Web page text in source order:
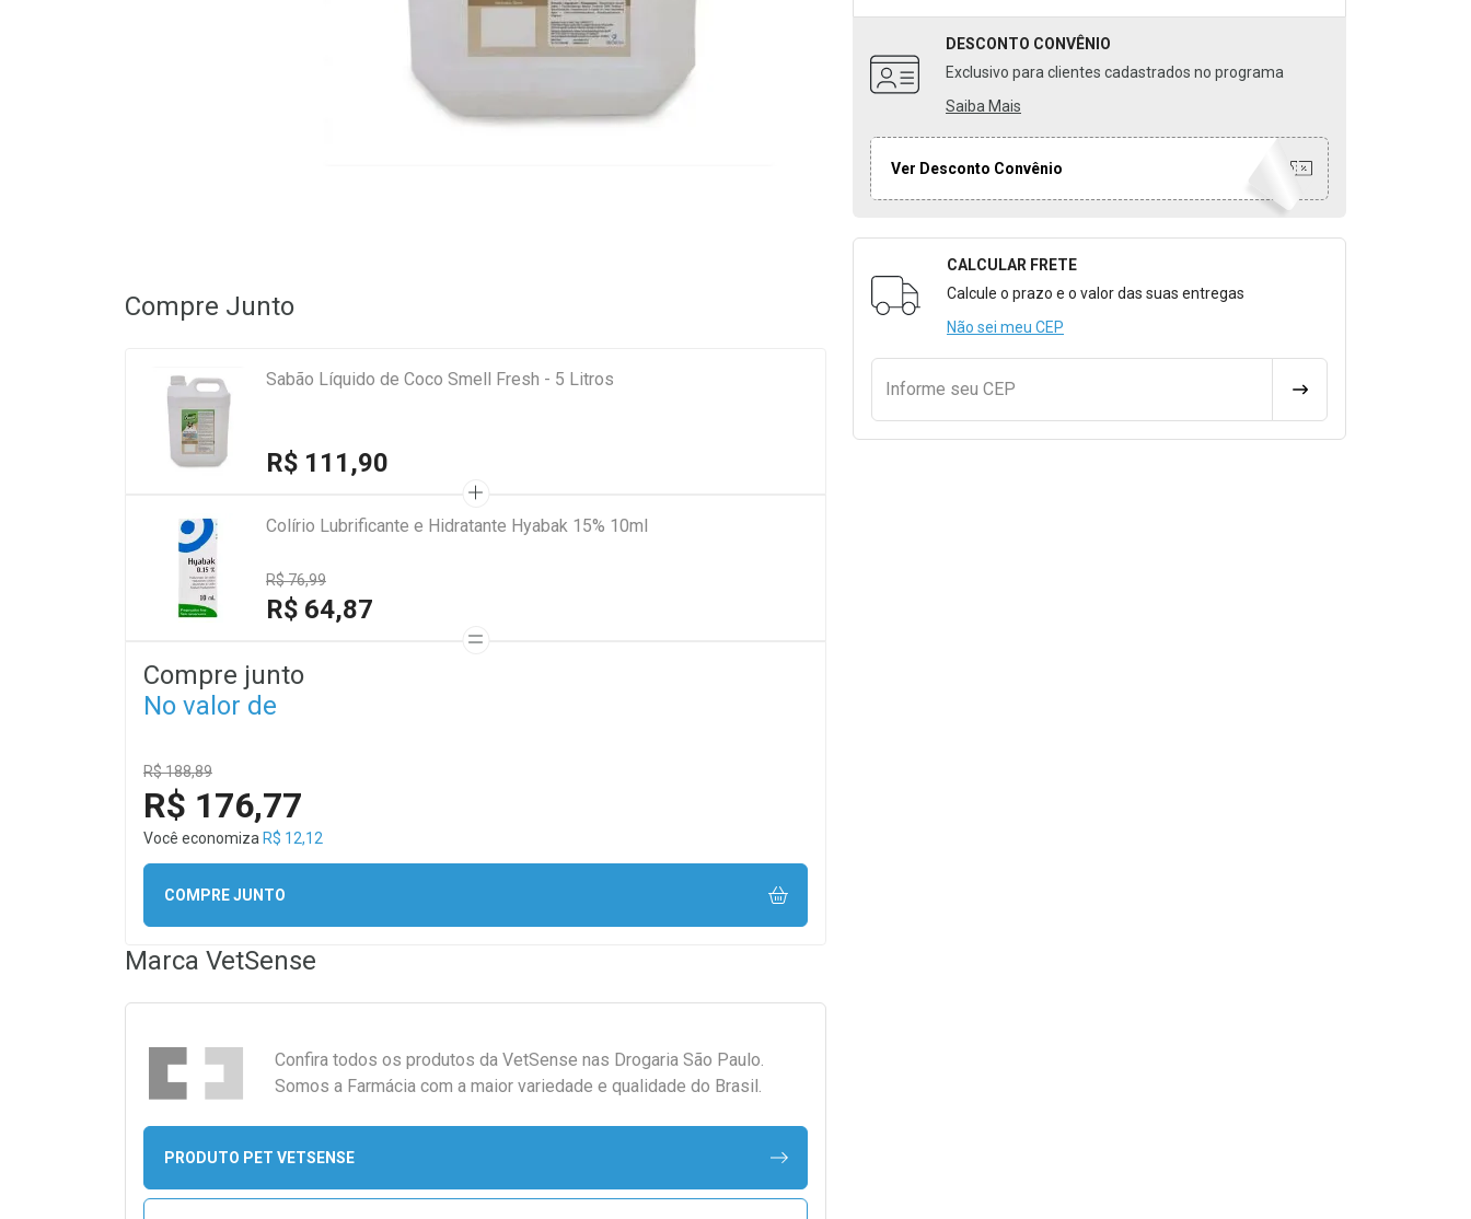
DESCONTO CONVÊNIO
Exclusivo para clientes cadastrados no programa
Saiba Mais
Ver Desconto Convênio
Formulário para Calcular o Frete
CALCULAR FRETE
Calcule o prazo e o valor das suas entregas
Não sei meu CEP
Informe seu CEP CALCULAR FRETE
Compre Junto
Sabão Líquido de Coco Smell Fresh - 5 Litros
R$ 111,90
Colírio Lubrificante e Hidratante Hyabak 15% 10ml
R$ 76,99
R$ 64,87
Compre junto
No valor de
R$ 188,89
R$ 176,77
Você economiza R$ 12,12
COMPRE JUNTO
Marca VetSense
Confira todos os produtos da VetSense nas Drogaria São Paulo.
Somos a Farmácia com a maior variedade e qualidade do Brasil.
PRODUTO PET VETSENSE